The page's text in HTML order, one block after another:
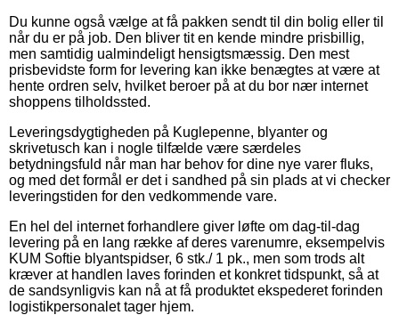
Du kunne også vælge at få pakken sendt til din bolig eller til
når du er på job. Den bliver tit en kende mindre prisbillig,
men samtidig ualmindeligt hensigtsmæssig. Den mest
prisbevidste form for levering kan ikke benægtes at være at
hente ordren selv, hvilket beroer på at du bor nær internet
shoppens tilholdssted.
Leveringsdygtigheden på Kuglepenne, blyanter og
skrivetusch kan i nogle tilfælde være særdeles
betydningsfuld når man har behov for dine nye varer fluks,
og med det formål er det i sandhed på sin plads at vi checker
leveringstiden for den vedkommende vare.
En hel del internet forhandlere giver løfte om dag-til-dag
levering på en lang række af deres varenumre, eksempelvis
KUM Softie blyantspidser, 6 stk./ 1 pk., men som trods alt
kræver at handlen laves forinden et konkret tidspunkt, så at
de sandsynligvis kan nå at få produktet ekspederet forinden
logistikpersonalet tager hjem.